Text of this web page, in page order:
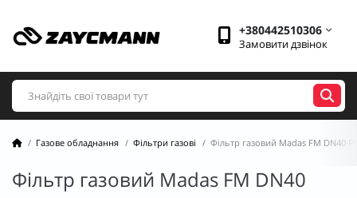
+380442510306
Замовити дзвінок
Газове обладнання Фільтри газові Фільтр газовий Madas FM DN40
Фільтр газовий Madas FM DN40